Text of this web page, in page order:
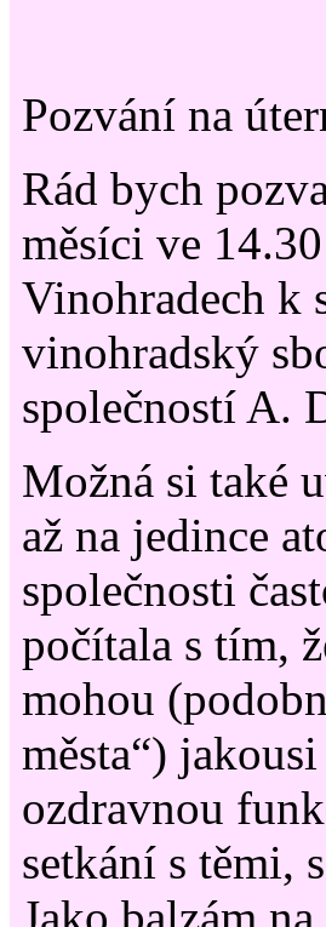
Pozvání na
Rád bych
měsíci ve
Vinohradech k
vinohradský
společností A.
Možná si také
až na jedince
společnosti
počítala s tím,
mohou
města“)
ozdravnou
setkání s těmi,